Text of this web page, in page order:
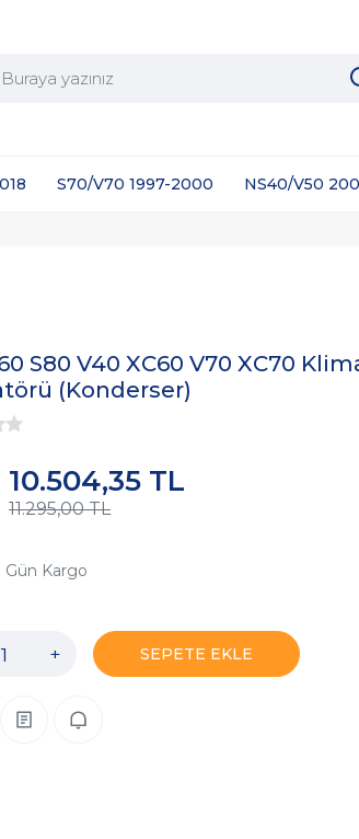
S70/V70 1997-2000 NS40/V50
S80 V40 XC60 V70 XC70
(Konderser)
11.295,00 TL
10.504,35 TL
Gün Kargo
+ SEPETE EKLE